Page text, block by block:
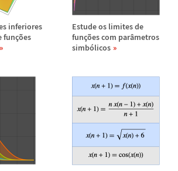
inferiores
funções
Estude os limites de
funções com parâmetros
simbólicos